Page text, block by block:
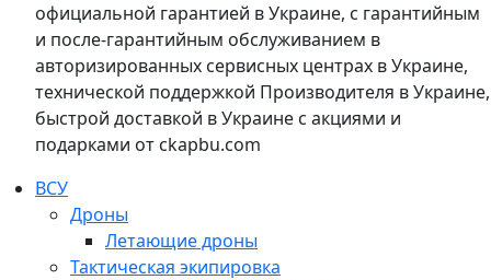
официальной гарантией в Украине, с гарантийным
и после-гарантийным обслуживанием в
авторизированных сервисных центрах в Украине,
технической поддержкой Производителя в Украине,
быстрой доставкой в Украине с акциями и
подарками от ckapbu.com
ВСУ
Дроны
Летающие дроны
Тактическая экипировка